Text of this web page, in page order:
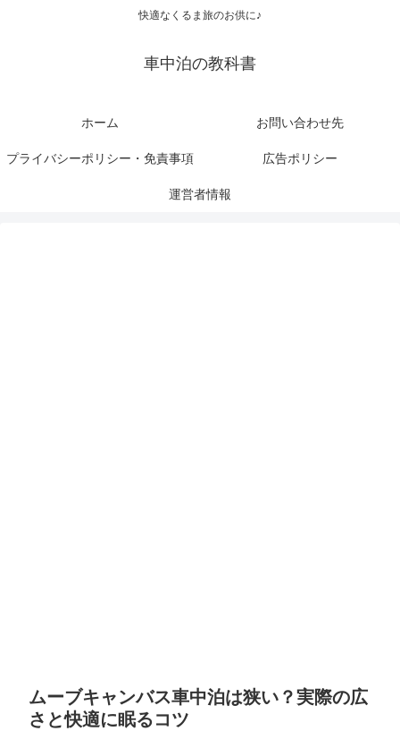
快適なくるま旅のお供に♪
車中泊の教科書
ホーム お問い合わせ先
プライバシーポリシー・免責事項 広告ポリシー
運営者情報
ムーブキャンバス車中泊は狭い？実際の広
さと快適に眠るコツ